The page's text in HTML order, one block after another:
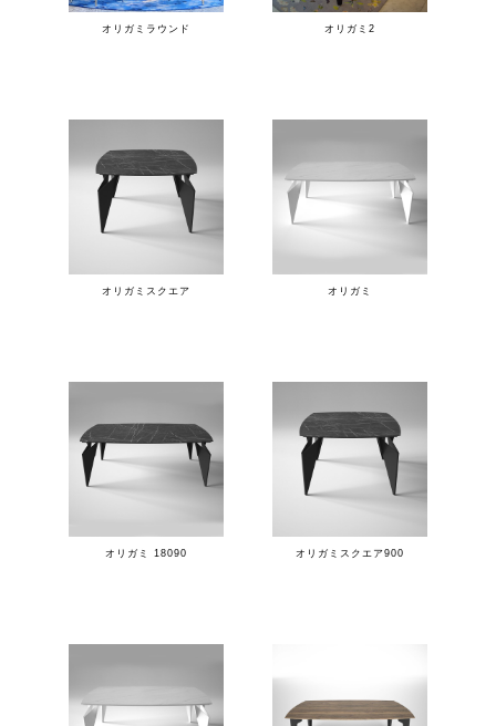
オリガミラウンド オリガミ2
オリガミスクエア オリガミ
オリガミ 18090 オリガミスクエア900